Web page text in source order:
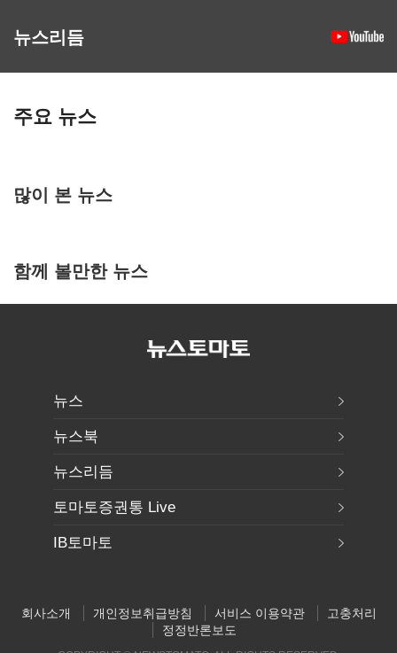
뉴스리듬
주요 뉴스
많이 본 뉴스
함께 볼만한 뉴스
뉴스
뉴스북
뉴스리듬
토마토증권통 Live
IB토마토
회사소개 개인정보취급방침 서비스 이용약관
고충처리
정정반론보도